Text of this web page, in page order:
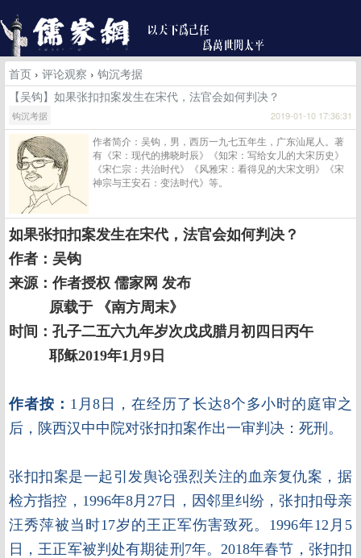
首页 › 评论观察 › 钩沉考据
【吴钩】如果张扣扣案发生在宋代，法官会如何判决？
钩沉考据 2019-01-10 17:36:31
作者简介：吴钩，男，西历一九七五年生，广东汕尾人。著
有《宋：现代的拂晓时辰》《知宋：写给女儿的大宋历史》
《宋仁宗：共治时代》《风雅宋：看得见的大宋文明》《宋
神宗与王安石：变法时代》等。
如果张扣扣案发生在宋代，法官会如何判决？
作者：吴钩
来源：作者授权 儒家网 发布
原载于 《南方周末》
时间：孔子二五六九年岁次戊戌腊月初四日丙午
耶稣2019年1月9日
作者按： 1月8日，在经历了长达8个多小时的庭审之
后，陕西汉中中院对张扣扣案作出一审判决：死刑。
张扣扣案是一起引发舆论强烈关注的血亲复仇案，据
检方指控，1996年8月27日，因邻里纠纷，张扣扣母亲
汪秀萍被当时17岁的王正军伤害致死。1996年12月5
日，王正军被判处有期徒刑7年。2018年春节，张扣扣